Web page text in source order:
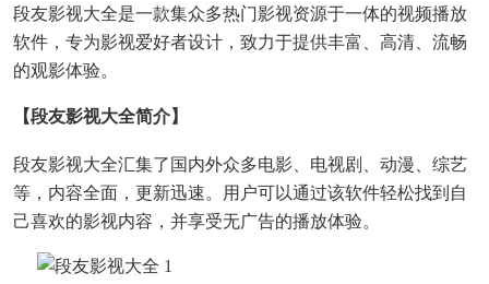
段友影视大全是一款集众多热门影视资源于一体的视频播放
软件，专为影视爱好者设计，致力于提供丰富、高清、流畅
的观影体验。
【段友影视大全简介】
段友影视大全汇集了国内外众多电影、电视剧、动漫、综艺
等，内容全面，更新迅速。用户可以通过该软件轻松找到自
己喜欢的影视内容，并享受无广告的播放体验。